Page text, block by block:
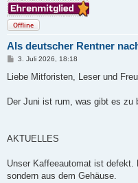
Offline
Als deutscher Rentner
B
i
a
3. Juli 2026, 18:18
Liebe Mitforisten, Leser und
Der Juni ist rum, was gibt es zu
AKTUELLES
Unser Kaffeeautomat ist
sondern aus dem Gehäuse.